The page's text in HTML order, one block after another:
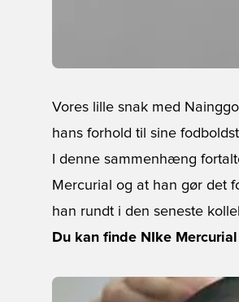
Vores lille snak med
hans forhold til sine
I denne sammenhæng
Mercurial og at han gør det
han rundt i den seneste
Du kan finde NIke